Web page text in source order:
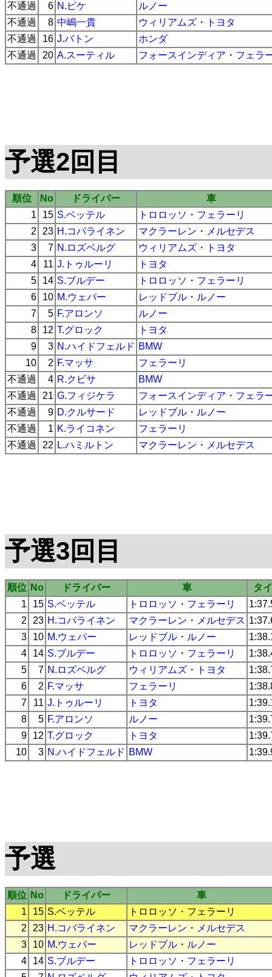
不通過
6 N.ピケ
ルノー
不通過
8 中嶋一貴 ウィリアムズ ・
トヨタ
不通過
16 J.バトン
ホンダ
不通過
20 A.スーティル フォースインディア ・ フェラ
予選2回目
順位 No ドライバー
車
1
15 S.ベッテル トロロッソ ・ フェラーリ
2
23 H.コバライネン マクラーレン ・ メルセデス
3
7 N.ロズベルグ ウィリアムズ ・
トヨタ
4
11 J.トゥルーリ
トヨタ
5
14 S.ブルデー トロロッソ ・ フェラーリ
6
10 M.ウェバー レッドブル ・ ルノー
7
5 F.アロンソ
ルノー
8
12 T.グロック
トヨタ
9
3 N.ハイドフェルド BMW
10
2 F.マッサ
フェラーリ
不通過
4 R.クビサ
BMW
不通過
21 G.フィジケラ フォースインディア ・ フェラ
不通過
9 D.クルサード レッドブル ・ ルノー
不通過
1 K.ライコネン
フェラーリ
不通過
22 L.ハミルトン マクラーレン ・ メルセデス
予選3回目
順位 No ドライバー 車
タ
1
15 S.ベッテル トロロッソ ・ フェラーリ
2
23 H.コバライネン マクラーレン ・ メルセデス
3
10 M.ウェバー レッドブル ・ ルノー
4
14 S.ブルデー トロロッソ ・ フェラーリ
5
7 N.ロズベルグ ウィリアムズ ・ トヨタ
6
2 F.マッサ フェラーリ
7
11 J.トゥルーリ トヨタ
8
5 F.アロンソ ルノー
9
12 T.グロック トヨタ
10
3 N.ハイドフェルド BMW
予選
順位 No ドライバー
車
1
15 S.ベッテル トロロッソ ・ フェラーリ
2
23 H.コバライネン マクラーレン ・ メルセデス
3
10 M.ウェバー レッドブル ・ ルノー
4
14 S.ブルデー トロロッソ ・ フェラーリ